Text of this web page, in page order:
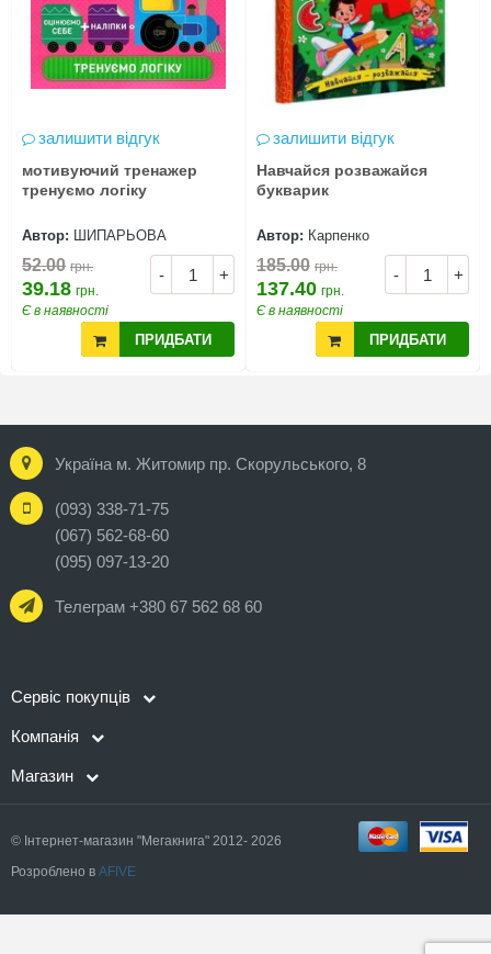
залишити відгук
мотивуючий тренажер
тренуємо логіку
Автор: ШИПАРЬОВА
- +
52.00 грн.
39.18 грн.
Є в наявності
ПРИДБАТИ
залишити відгук
Навчайся розважайся
букварик
Автор: Карпенко
- +
185.00 грн.
137.40 грн.
Є в наявності
ПРИДБАТИ
Україна м. Житомир пр. Скорульського, 8
(093) 338-71-75
(067) 562-68-60
(095) 097-13-20
Телеграм +380 67 562 68 60
Сервіс покупців
Компанія
Магазин
© Інтернет-магазин "Мегакнига" 2012- 2026
Розроблено в AFIVE